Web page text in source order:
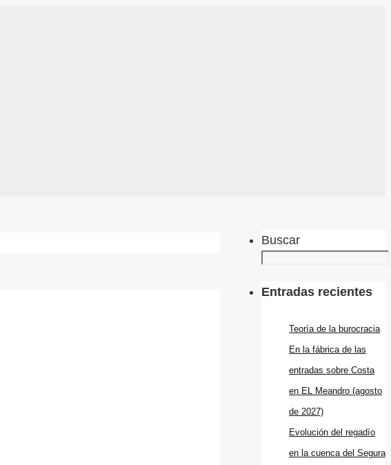
Buscar
Entradas recientes
Teoría de la burocracia
En la fábrica de las
entradas sobre Costa
en EL Meandro (agosto
de 2027)
Evolución del regadío
en la cuenca del Segura